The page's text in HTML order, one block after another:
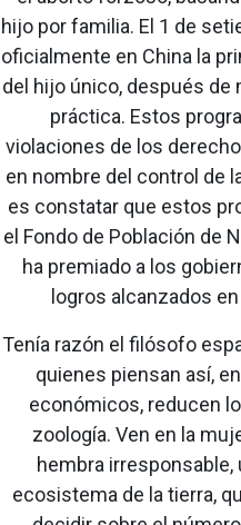
hijo por familia. El 1 de
oficialmente en China la
del hijo único, después de
práctica. Estos
violaciones de los
en nombre del control de
es constatar que estos
el Fondo de Población de
ha premiado a los
logros alcanzados
Tenía razón el filósofo
quienes piensan así,
económicos, reducen
zoología. Ven en la
hembra irresponsable,
ecosistema de la tierra,